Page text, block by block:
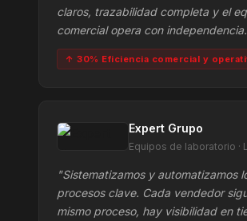
claros, trazabilidad completa y el
comercial opera con
↑ 30% Eficiencia comercial y
Expert Grupo
Equipos de laboratorio ·
"Sistematizamos y automatizamos
procesos clave. Cada vendedor
mismo proceso, hay visibilidad en